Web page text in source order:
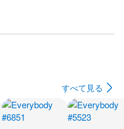
すべて見る